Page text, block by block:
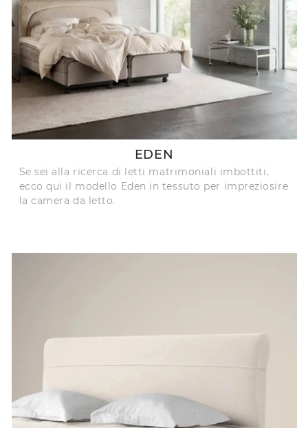
EDEN
Se sei alla ricerca di letti matrimoniali imbottiti,
ecco qui il modello Eden in tessuto per impreziosire
la camera da letto.